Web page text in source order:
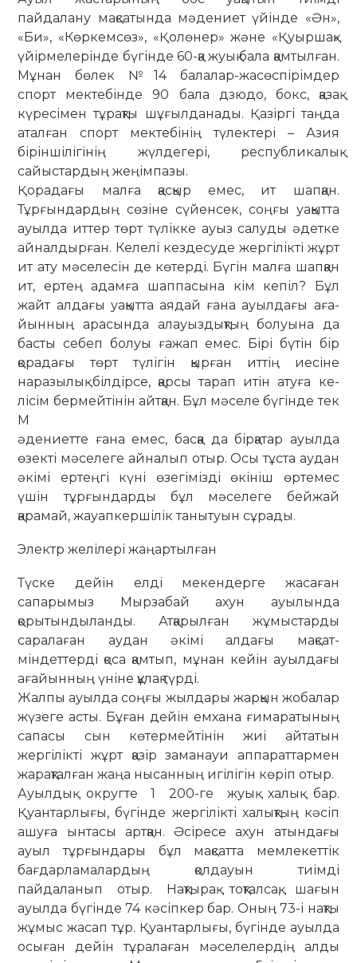
пайдалану мақсатында мәде­ниет үйінде «Ән»,
«Би», «Көр­кем­сөз», «Қолөнер» және «Қуыр­шақ»
үйір­ме­лерінде бүгінде 60-қа жуық бала қам­тылған.
Мұнан бөлек №14 балалар-жас­өспірімдер
спорт мектебінде 90 ба­ла дзюдо, бокс, қазақ
күресімен тұ­рақ­ты шұғылданады. Қазіргі таңда
атал­­ған спорт мектебінің түлектері – Азия
біріншілігінің жүлдегері, респуб­ли­ка­лық
сайыстардың жеңімпазы.
Қорадағы малға қасқыр емес, ит шапқан.
Тұрғындардың сөзіне сүйенсек, соң­ғы уақытта
ауылда ит­тер төрт тү­­­лікке ауыз салуды әдетке
айнал­дырған. Келелі кездесуде жергілікті жұрт
ит ату мәселесін де көтер­­ді. Бү­гін малға шапқан
ит, ертең адамға шап­пасына кім кепіл? Бұл
жайт алдағы уақытта аядай ғана ауылдағы аға­
йын­­ның арасында алауыз­дықтың бо­луына да
басты себеп болуы ғажап емес. Бірі бүтін бір
қорадағы төрт түлігін қырған иттің иесіне
наразылық білдірсе, қарсы тарап итін атуға ке­
лісім бермейтінін айтқан. Бұл мәселе бүгінде тек
М
әдениетте ғана емес, бас­қа да бірқатар ауылда
өзекті мәселеге ай­налып отыр. Осы тұста аудан
әкімі ертеңгі күні өзегімізді өкініш өртемес
үшін тұрғындарды бұл мәселеге бей­жай
қарамай, жауапкершілік таны­туы­н сұ­рады.
Электр желілері жаңартылған
Түске дейін елді мекендерге жа­са­ған
сапарымыз Мырзабай ахун ау­ы­­лында
қорытындыланды. Атқа­рыл­­ған жұмыстарды
саралаған аудан әкі­мі ал­дағы мақсат-
міндеттерді қоса қам­тып, мұнан кейін ауылдағы
аға­йын­ның үніне құлақ түрді.
Жалпы ауылда соңғы жылдары жарқын жобалар
жүзеге асты. Бұған дейін емхана ғимаратының
сапасы сын көтермейтінін жиі айтатын
жергілікті жұрт қазір заманауи аппараттармен
жарақталған жаңа нысанның игілігін көріп отыр.
Ауылдық округте 1 200-ге жуық ха­лық бар.
Қуантарлығы, бүгінде жер­гі­лікті халықтың кәсіп
ашуға ынтасы артқан. Әсіресе ахун атындағы
ауыл тұрғындары бұл мақсатта мемлекеттік
бағдарламалардың қолдауын тиім­ді
пайдаланып отыр. Нақтырақ тоқтал­сақ, шағын
ауылда бүгінде 74 кәсіпкер бар. Оның 73-і нақты
жұмыс жасап тұр. Қуантарлығы, бүгінде ауылда
осыған дейін тұралаған мәселелердің алды